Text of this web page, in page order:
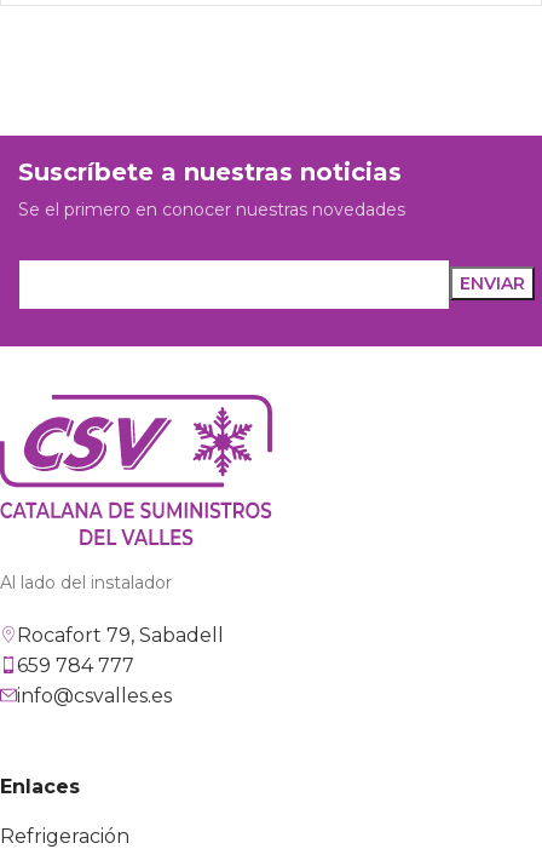
Suscríbete a nuestras noticias
Se el primero en conocer nuestras novedades
Al lado del instalador
Rocafort 79, Sabadell
659 784 777
info@csvalles.es
Enlaces
Refrigeración